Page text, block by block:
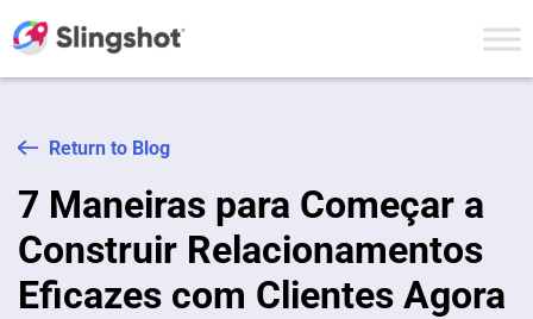
Return to Blog
7 Maneiras para Começar a
Construir Relacionamentos
Eficazes com Clientes Agora